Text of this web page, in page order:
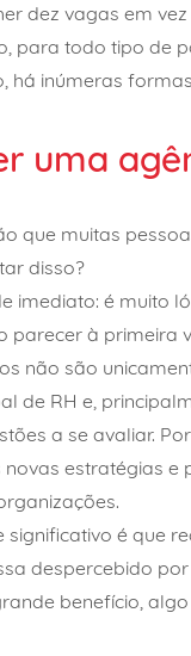
dez vagas em
para todo tipo de
há inúmeras
uma
que muitas
disso?
imediato: é muito
parecer à primeira
não são
de RH e,
a se avaliar.
estratégias e
significativo é que
despercebido
benefício,